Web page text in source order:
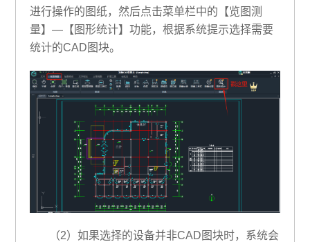
进行操作的图纸，然后点击菜单栏中的【览图测
量】—【图形统计】功能，根据系统提示选择需要
统计的CAD图块。
（2）如果选择的设备并非CAD图块时，系统会